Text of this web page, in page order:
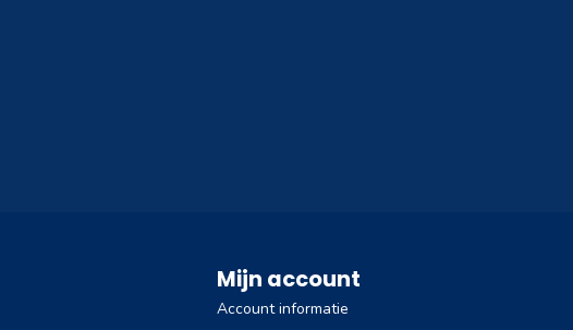
Mijn account
Account informatie